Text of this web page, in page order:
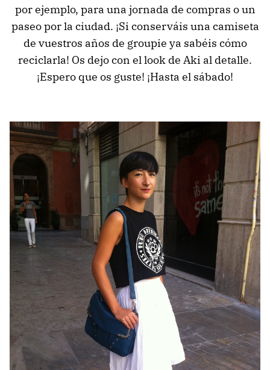
por ejemplo, para una jornada de compras o un
paseo por la ciudad. ¡Si conserváis una camiseta
de vuestros años de groupie ya sabéis cómo
reciclarla! Os dejo con el look de Aki al detalle.
¡Espero que os guste! ¡Hasta el sábado!